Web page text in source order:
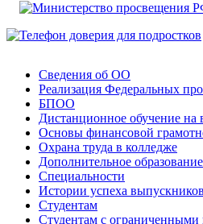
Сведения об ОО
Реализация Федеральных
БПОО
Дистанционное обучение на
Основы финансовой
Охрана труда в колледже
Дополнительное образование
Специальности
Истории успеха выпускников
Студентам
Студентам с ограниченными